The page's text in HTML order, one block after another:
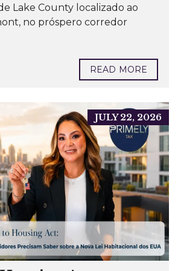
Lake County localizado ao
no próspero corredor
READ MORE
JULY 22, 2026